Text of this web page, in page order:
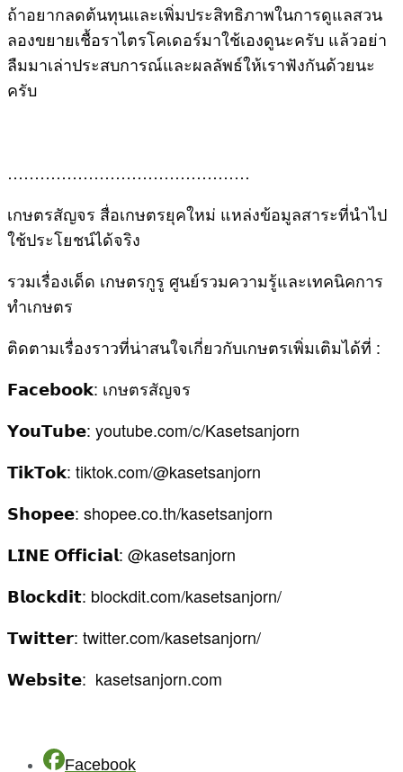
ถ้าอยากลดต้นทุนและเพิ่มประสิทธิภาพในการดูแลสวน
ลองขยายเชื้อราไตรโคเดอร์มาใช้เองดูนะครับ แล้วอย่า
ลืมมาเล่าประสบการณ์และผลลัพธ์ให้เราฟังกันด้วยนะ
ครับ
………………………………………
เกษตรสัญจร สื่อเกษตรยุคใหม่ แหล่งข้อมูลสาระที่นำไป
ใช้ประโยชน์ได้จริง
รวมเรื่องเด็ด เกษตรกูรู ศูนย์รวมความรู้และเทคนิคการ
ทำเกษตร
ติดตามเรื่องราวที่น่าสนใจเกี่ยวกับเกษตรเพิ่มเติมได้ที่ :
𝗙𝗮𝗰𝗲𝗯𝗼𝗼𝗸: เกษตรสัญจร
𝗬𝗼𝘂𝗧𝘂𝗯𝗲: youtube.com/c/Kasetsanjorn
𝗧𝗶𝗸𝗧𝗼𝗸: tiktok.com/@kasetsanjorn
𝗦𝗵𝗼𝗽𝗲𝗲: shopee.co.th/kasetsanjorn
𝗟𝗜𝗡𝗘 𝗢𝗳𝗳𝗶𝗰𝗶𝗮𝗹: @kasetsanjorn
𝗕𝗹𝗼𝗰𝗸𝗱𝗶𝘁: blockdit.com/kasetsanjorn/
𝗧𝘄𝗶𝘁𝘁𝗲𝗿: twitter.com/kasetsanjorn/
𝗪𝗲𝗯𝘀𝗶𝘁𝗲: kasetsanjorn.com
Facebook